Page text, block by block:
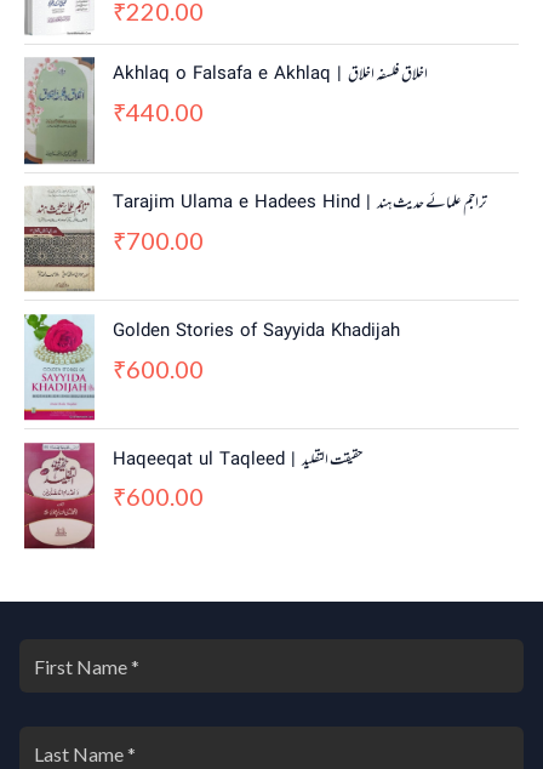
₹220.00
Akhlaq o Falsafa e Akhlaq | اخلاق فلسفہ اخلاق
₹440.00
Tarajim Ulama e Hadees Hind | تراجم علمائے حديث ہند
₹700.00
Golden Stories of Sayyida Khadijah
₹600.00
Haqeeqat ul Taqleed | حقیقت التقلید
₹600.00